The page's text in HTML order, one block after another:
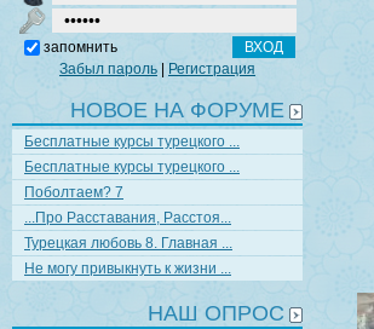
запомнить
Забыл пароль
Регистрация
НОВОЕ НА ФОРУМЕ
Бесплатные курсы турецкого ...
Бесплатные курсы турецкого ...
Поболтаем? 7
...Про Расставания, Расстоя...
Турецкая любовь 8. Главная ...
Не могу привыкнуть к жизни ...
НАШ ОПРОС